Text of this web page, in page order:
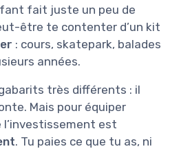
fait juste un peu de
être te contenter d’un kit
: cours, skatepark, balades
années.
très différents : il
Mais pour équiper
est
. Tu paies ce que tu as, ni